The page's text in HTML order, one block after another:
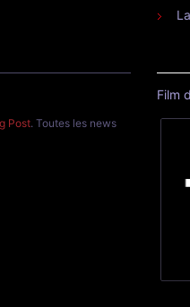
Post. Toutes les news
Film